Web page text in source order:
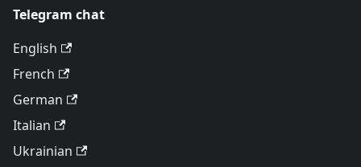
Telegram chat
English
French
German
Italian
Ukrainian